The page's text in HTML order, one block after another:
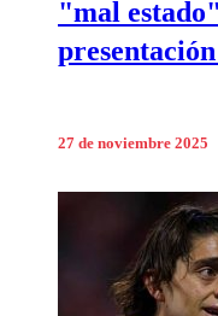
"mal
27 de noviembre 2025